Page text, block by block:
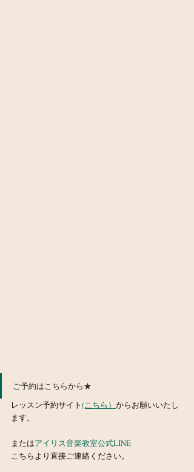
ご予約はこちらから★
レッスン予約サイト(こちら） からお願いいたし
ます。
またはアイリス音楽教室公式LINE
こちらより直接ご連絡ください。